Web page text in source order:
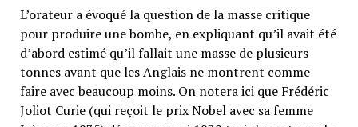
L’orateur a évoqué la question de la masse critique
pour produire une bombe, en expliquant qu’il avait été
d’abord estimé qu’il fallait une masse de plusieurs
tonnes avant que les Anglais ne montrent comme
faire avec beaucoup moins. On notera ici que Frédéric
Joliot Curie (qui reçoit le prix Nobel avec sa femme